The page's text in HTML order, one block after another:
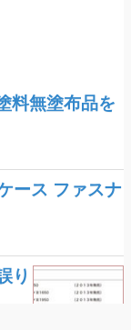
料無塗布品を
ース ファスナ
り